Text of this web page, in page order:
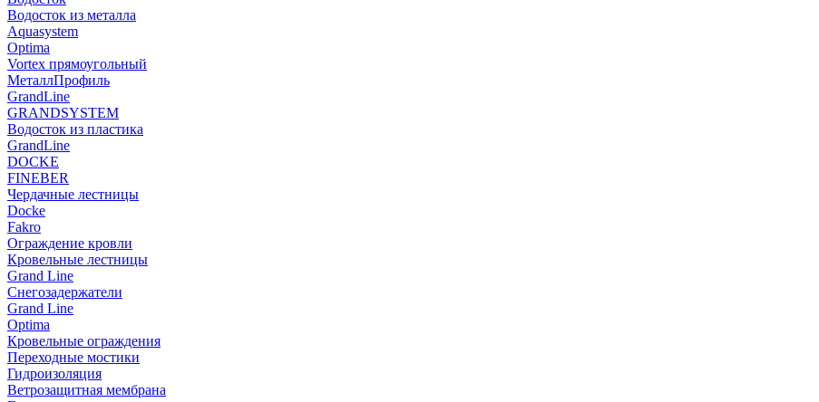
Водосток из металла
Aquasystem
Optima
Vortex прямоугольный
МеталлПрофиль
GrandLine
GRANDSYSTEM
Водосток из пластика
GrandLine
DOCKE
FINEBER
Чердачные лестницы
Docke
Fakro
Ограждение кровли
Кровельные лестницы
Grand Line
Снегозадержатели
Grand Line
Optima
Кровельные ограждения
Переходные мостики
Гидроизоляция
Ветрозащитная мембрана